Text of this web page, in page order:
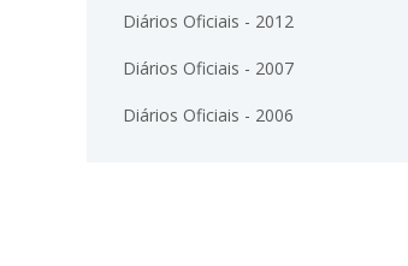
Diários Oficiais - 2012
Diários Oficiais - 2007
Diários Oficiais - 2006